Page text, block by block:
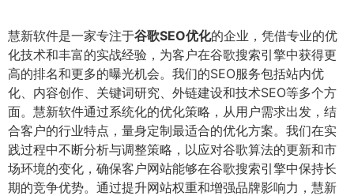
慧新软件是一家专注于谷歌SEO优化的企业，凭借专业的优
化技术和丰富的实战经验，为客户在谷歌搜索引擎中获得更
高的排名和更多的曝光机会。我们的SEO服务包括站内优
化、内容创作、关键词研究、外链建设和技术SEO等多个方
面。慧新软件通过系统化的优化策略，从用户需求出发，结
合客户的行业特点，量身定制最适合的优化方案。我们在实
践过程中不断分析与调整策略，以应对谷歌算法的更新和市
场环境的变化，确保客户网站能够在谷歌搜索引擎中保持长
期的竞争优势。通过提升网站权重和增强品牌影响力，慧新